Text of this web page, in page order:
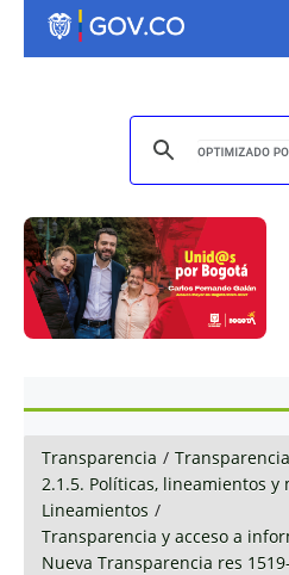
Transparencia / Transparencia
2.1.5. Políticas, lineamientos y
Lineamientos /
Transparencia y acceso a
Nueva Transparencia res